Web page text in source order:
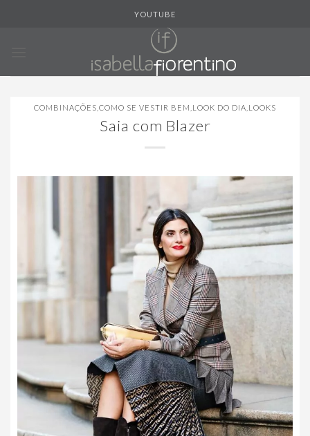
YOUTUBE
COMBINAÇÕES COMO SE VESTIR BEM LOOK DO DIA LOOKS
Saia com Blazer